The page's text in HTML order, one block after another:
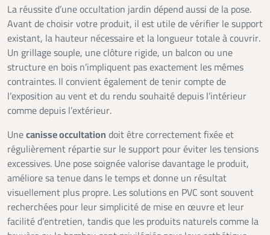
La réussite d’une occultation jardin dépend aussi de la pose.
Avant de choisir votre produit, il est utile de vérifier le support
existant, la hauteur nécessaire et la longueur totale à couvrir.
Un grillage souple, une clôture rigide, un balcon ou une
structure en bois n’impliquent pas exactement les mêmes
contraintes. Il convient également de tenir compte de
l’exposition au vent et du rendu souhaité depuis l’intérieur
comme depuis l’extérieur.
Unecanisse occultation doit être correctement fixée et
régulièrement répartie sur le support pour éviter les tensions
excessives. Une pose soignée valorise davantage le produit,
améliore sa tenue dans le temps et donne un résultat
visuellement plus propre. Les solutions en PVC sont souvent
recherchées pour leur simplicité de mise en œuvre et leur
facilité d’entretien, tandis que les produits naturels comme la